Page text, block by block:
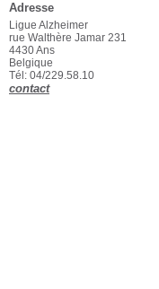
Adresse
Ligue Alzheimer
rue Walthère Jamar 231
4430 Ans
Belgique
Tél: 04/229.58.10
contact